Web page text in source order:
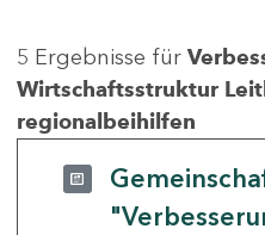
5 Ergebnisse für
Wirtschaftsstruktur
regionalbeihilfen